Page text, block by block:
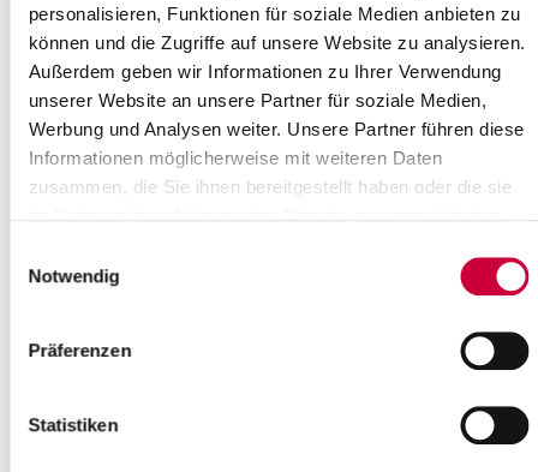
personalisieren, Funktionen für soziale Medien anbieten zu
können und die Zugriffe auf unsere Website zu analysieren.
Außerdem geben wir Informationen zu Ihrer Verwendung
unserer Website an unsere Partner für soziale Medien,
Werbung und Analysen weiter. Unsere Partner führen diese
Informationen möglicherweise mit weiteren Daten
zusammen, die Sie ihnen bereitgestellt haben oder die sie
Notwendig
Präferenzen
Statistiken
geschlossen. Ab der 16....
Online-Terminvergabe für die
Ausländerbehörde
20.03.19: Wichtige Neuerungen gibt es ab dem 01. April 2019 für
Sitzung des Steinburger Kreistages
20.03.19: Am Mittwoch, dem 27. März 2019, findet eine Sitzung
des Steinburger Kreistages statt. Die Sitzung beginnt um 17.00